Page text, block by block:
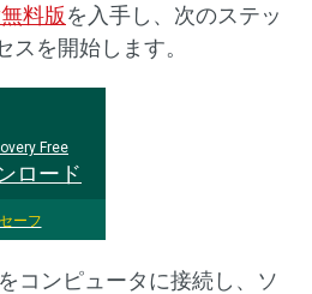
料版を入手し、次のステッ
を開始します。
Free
ロード
ーフ
コンピュータに接続し、ソ